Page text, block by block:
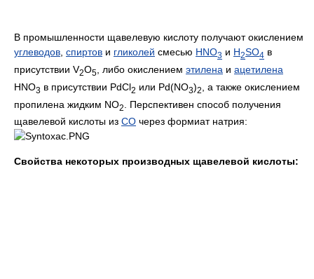
В промышленности щавелевую кислоту получают окислением
углеводов, спиртов и гликолей смесью HNO3 и H2SO4 в
присутствии V2O5 , либо окислением этилена и ацетилена
HNO3 в присутствии PdCl2 или Pd(NO3)2
, а также окислением
пропилена жидким NO2
. Перспективен способ получения
щавелевой кислоты из CO через формиат натрия:
Свойства некоторых производных щавелевой кислоты: